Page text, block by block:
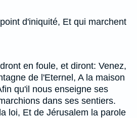
d'iniquité, Et qui marchent
en foule, et diront: Venez,
de l'Eternel, A la maison
qu'il nous enseigne ses
dans ses sentiers.
loi, Et de Jérusalem la parole